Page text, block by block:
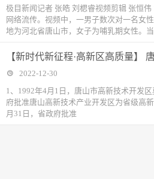
极目新闻记者 张皓 刘楒睿视频剪辑 张恒
网络流传。视频中，一男子数次对一名女
地为河北省唐山市，女子为哺乳期女性。当
【新时代新征程·高新区高质量】
2022-12-30
1、1992年4月1日，唐山市高新技术开发
府批准唐山高新技术产业开发区为省级高
月31日，省政府批准